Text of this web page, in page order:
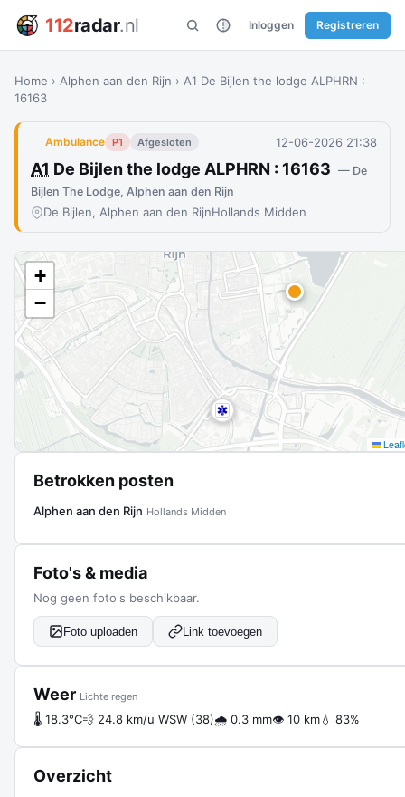
112radar.nl Inloggen Registreren
Home › Alphen aan den Rijn › A1 De Bijlen the lodge ALPHRN :
16163
Ambulance P1 Afgesloten 12-06-2026 21:38
A1 De Bijlen the lodge ALPHRN : 16163 — De
Bijlen The Lodge, Alphen aan den Rijn
De Bijlen, Alphen aan den RijnHollands Midden
+
−
Betrokken posten
Alphen aan den Rijn Hollands Midden
Foto's & media
Nog geen foto's beschikbaar.
Foto uploaden Link toevoegen
Weer Lichte regen
🌡 18.3°C💨 24.8 km/u WSW (38)🌧 0.3 mm👁 10 km💧 83%
Overzicht